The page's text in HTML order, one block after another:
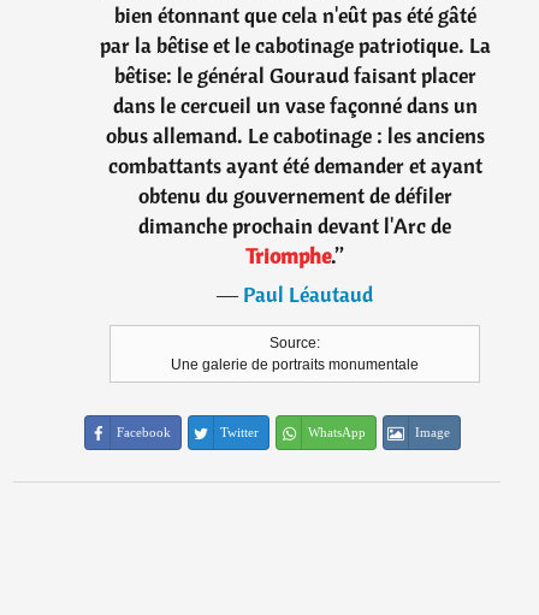
bien étonnant que cela n'eût pas été gâté
par la bêtise et le cabotinage patriotique. La
bêtise: le général Gouraud faisant placer
dans le cercueil un vase façonné dans un
obus allemand. Le cabotinage : les anciens
combattants ayant été demander et ayant
obtenu du gouvernement de défiler
dimanche prochain devant l'Arc de
Triomphe.”
―Paul Léautaud
Source:
Une galerie de portraits monumentale
Facebook Twitter WhatsApp Image